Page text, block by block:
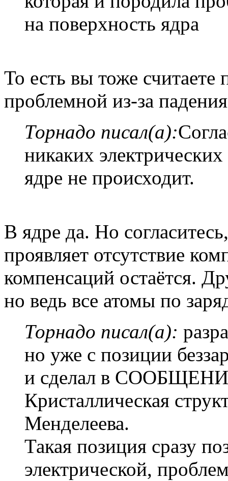
на поверхность ядра
То есть вы тоже
проблемной из-за
Торнадо писал(а):
никаких
ядре не происходит.
В ядре да. Но
проявляет отсутствие
компенсаций остаётся.
но ведь все атомы по
Торнадо писал(а):
но уже с позиции
и сделал в
Кристаллическая
Менделеева.
Такая позиция сразу
электрической,